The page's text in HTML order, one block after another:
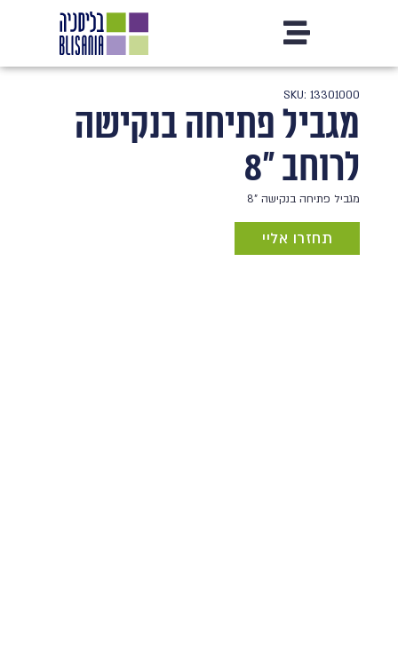
SKU: 13301000
מגביל פתיחה בנקישה
לרוחב "8
מגביל פתיחה בנקישה "8
תחזרו אליי